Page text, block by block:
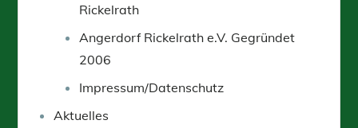
Rickelrath
Angerdorf Rickelrath e.V. Gegründet
2006
Impressum/Datenschutz
Aktuelles